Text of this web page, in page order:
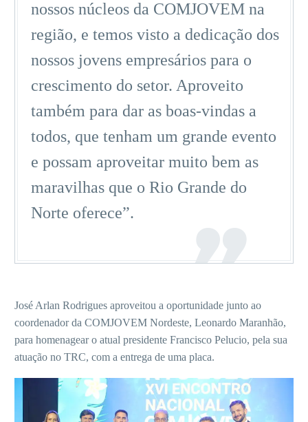
nossos núcleos da COMJOVEM na
região, e temos visto a dedicação dos
nossos jovens empresários para o
crescimento do setor. Aproveito
também para dar as boas-vindas a
todos, que tenham um grande evento
e possam aproveitar muito bem as
maravilhas que o Rio Grande do
Norte oferece”.
José Arlan Rodrigues aproveitou a oportunidade junto ao
coordenador da COMJOVEM Nordeste, Leonardo Maranhão,
para homenagear o atual presidente Francisco Pelucio, pela sua
atuação no TRC, com a entrega de uma placa.